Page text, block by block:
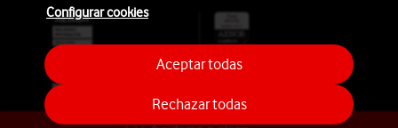
Configurar cookies
Rechazar todas
Aceptar todas